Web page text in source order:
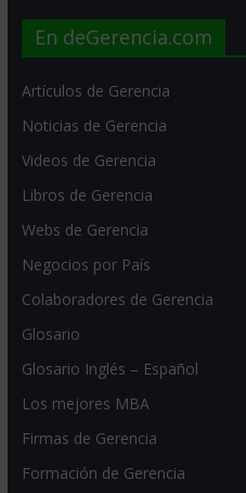
En deGerencia.com
Artículos de Gerencia
Noticias de Gerencia
Videos de Gerencia
Libros de Gerencia
Webs de Gerencia
Negocios por País
Colaboradores de Gerencia
Glosario
Glosario Inglés – Español
Los mejores MBA
Firmas de Gerencia
Formación de Gerencia